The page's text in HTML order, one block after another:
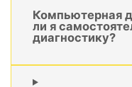
Компьютерная
ли я
диагностику?